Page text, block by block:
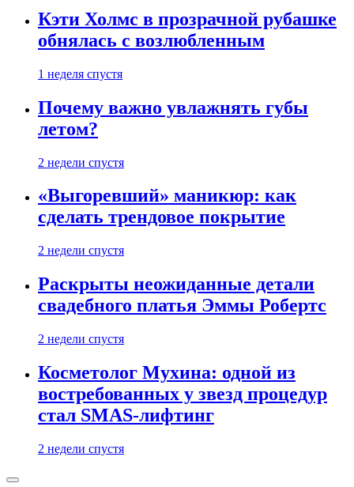
Кэти Холмс в прозрачной рубашке
обнялась с возлюбленным
1 неделя спустя
Почему важно увлажнять губы
летом?
2 недели спустя
«Выгоревший» маникюр: как
сделать трендовое покрытие
2 недели спустя
Раскрыты неожиданные детали
свадебного платья Эммы Робертс
2 недели спустя
Косметолог Мухина: одной из
востребованных у звезд процедур
стал SMAS-лифтинг
2 недели спустя